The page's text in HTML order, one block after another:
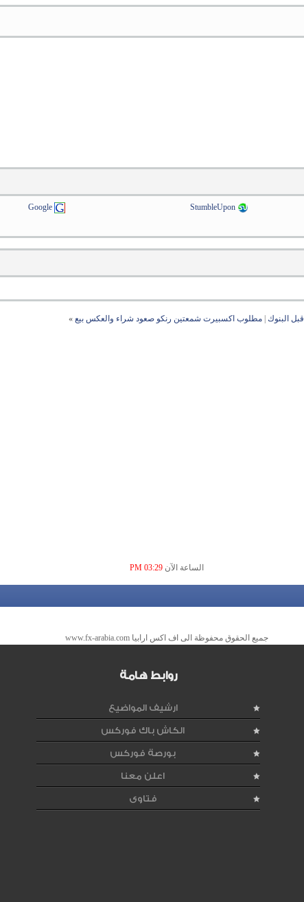
StumbleUpon
Google
|مطلوب اكسبيرت شمعتين رنكو صعود شراء والعكس بيع »
الساعة الآن 03:29 PM
جميع الحقوق محفوظة الى اف اكس ارابيا www.fx-arabia.com
روابط هامة
ارشيف المواضيع
الكاش باك فوركس
بورصة فوركس
اعلن معنا
فتاوى